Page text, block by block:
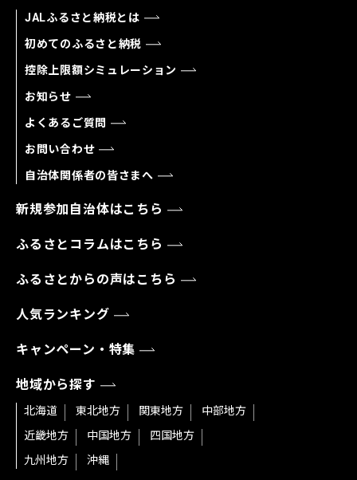
JALふるさと納税とは
初めてのふるさと納税
控除上限額シミュレーション
お知らせ
よくあるご質問
お問い合わせ
自治体関係者の皆さまへ
新規参加自治体はこちら
ふるさとコラムはこちら
ふるさとからの声はこちら
人気ランキング
キャンペーン・特集
地域から探す
北海道 東北地方 関東地方
中部地方
近畿地方
中国地方
四国地方
九州地方
沖縄